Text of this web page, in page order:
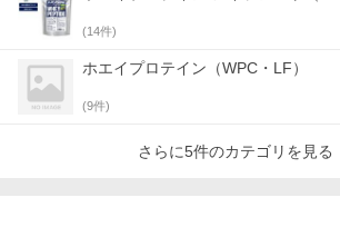
(14件)
ホエイプロテイン（WPC・LF）
(9件)
さらに5件のカテゴリを見る